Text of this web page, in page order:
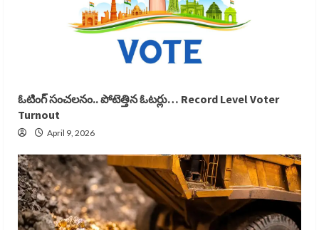
ఓటింగ్ సంచలనం.. పోటెత్తిన ఓటర్లు… Record Level Voter
Turnout
April 9, 2026